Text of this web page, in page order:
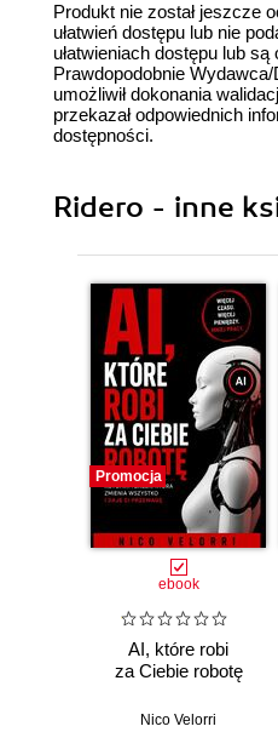
Produkt nie został jeszcze
ułatwień dostępu lub nie
ułatwieniach dostępu lub
Prawdopodobnie
umożliwił dokonania
przekazał odpowiednich
dostępności.
Ridero - inne
Promocja
ebook
AI, które robi
za Ciebie robotę
Nico Velorri